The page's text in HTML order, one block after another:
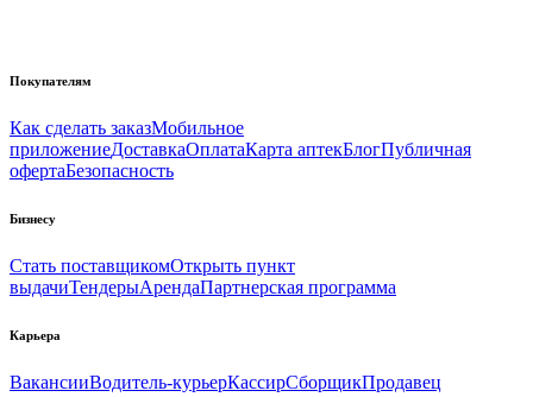
Покупателям
Как сделать заказМобильное
приложениеДоставкаОплатаКарта аптекБлогПубличная
офертаБезопасность
Бизнесу
Стать поставщикомОткрыть пункт
выдачиТендерыАрендаПартнерская программа
Карьера
ВакансииВодитель-курьерКассирСборщикПродавец